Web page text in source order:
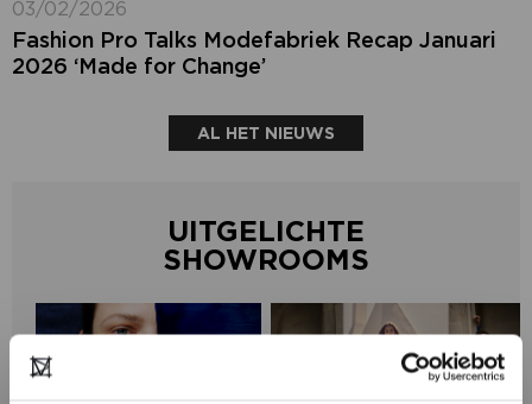
03/02/2026
Fashion Pro Talks Modefabriek Recap Januari
2026 ‘Made for Change’
AL HET NIEUWS
UITGELICHTE
SHOWROOMS